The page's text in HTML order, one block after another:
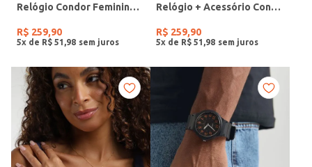
Relógio Condor Feminino DOURADO
R$ 259,90
5x de R$ 51 98
Relógio + Acessório Condor Feminino PRATA
R$ 259,90
5x de R$ 51 98